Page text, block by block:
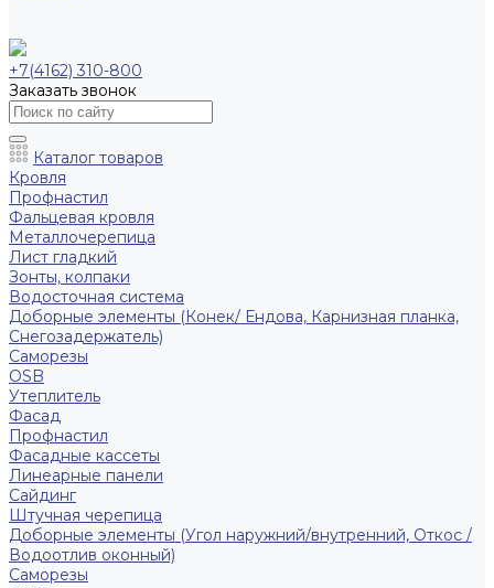
+7(4162) 310-800
Заказать звонок
Каталог товаров
Кровля
Профнастил
Фальцевая кровля
Металлочерепица
Лист гладкий
Зонты, колпаки
Водосточная система
Доборные элементы (Конек/ Ендова, Карнизная планка,
Снегозадержатель)
Саморезы
ОSB
Утеплитель
Фасад
Профнастил
Фасадные кассеты
Линеарные панели
Сайдинг
Штучная черепица
Доборные элементы (Угол наружний/внутренний, Откос /
Водоотлив оконный)
Саморезы